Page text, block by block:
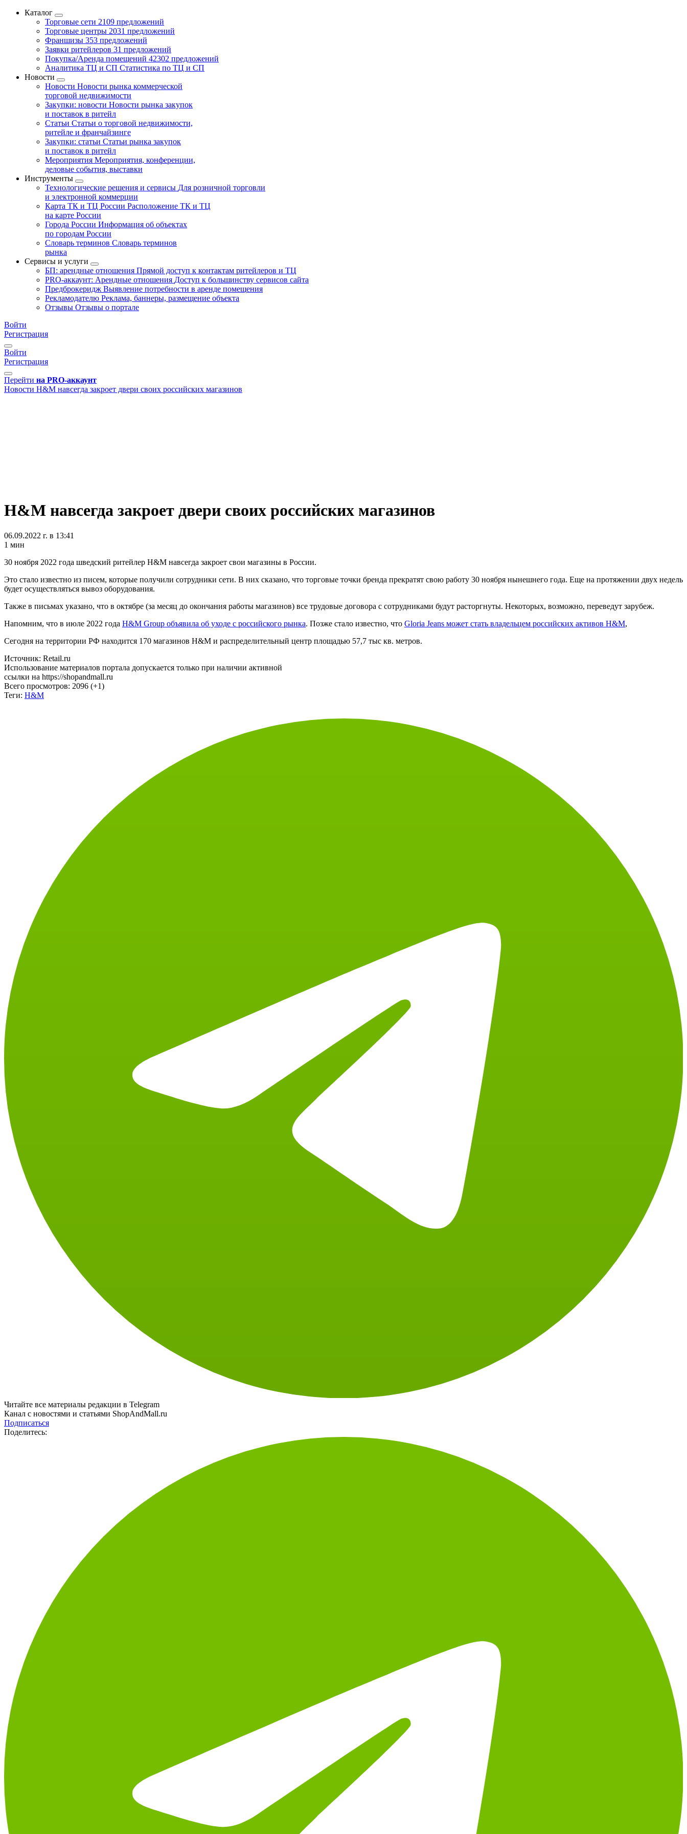
Каталог
Торговые сети 2109 предложений
Торговые центры 2031 предложений
Франшизы 353 предложений
Заявки ритейлеров 31 предложений
Покупка/Аренда помещений 42302 предложений
Аналитика ТЦ и СП Статистика по ТЦ и СП
Новости
Новости Новости рынка коммерческой
торговой недвижимости
Закупки: новости Новости рынка закупок
и поставок в ритейл
Статьи Статьи о торговой недвижимости,
ритейле и франчайзинге
Закупки: статьи Статьи рынка закупок
и поставок в ритейл
Мероприятия Мероприятия, конференции,
деловые события, выставки
Инструменты
Технологические решения и сервисы Для розничной торговли
и электронной коммерции
Карта ТК и ТЦ России Расположение ТК и ТЦ
на карте России
Города России Информация об объектах
по городам России
Словарь терминов Словарь терминов
рынка
Сервисы и услуги
БП: арендные отношения Прямой доступ к контактам ритейлеров и ТЦ
PRO-аккаунт: Арендные отношения Доступ к большинству сервисов сайта
Предброкеридж Выявление потребности в аренде помещения
Рекламодателю Реклама, баннеры, размещение объекта
Отзывы Отзывы о портале
Войти
Регистрация
Войти
Регистрация
Перейти на PRO-аккаунт
Новости H&M навсегда закроет двери своих российских магазинов
H&M навсегда закроет двери своих российских магазинов
06.09.2022 г. в 13:41
Это стало известно из писем, которые получили сотрудники сети. В них сказано, что торговые точки бренда прекратят свою работу 30 ноября нынешнего года. Еще на протяжении двух недель
Источник: Retail.ru
Использование материалов портала допускается только при наличии активной
ссылки на https://shopandmall.ru
Всего просмотров:
Читайте все материалы редакции в Telegram
Канал с новостями и статьями ShopAndMall.ru
Подписаться